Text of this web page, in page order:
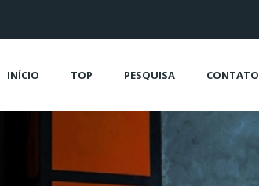
INÍCIO TOP PESQUISA CONTATO